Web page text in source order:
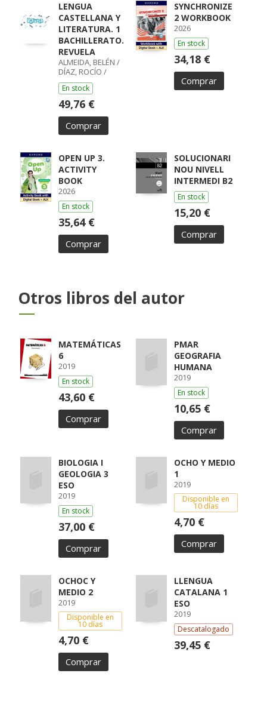
LENGUA
CASTELLANA Y
LITERATURA. 1
BACHILLERATO.
REVUELA
ALMEIDA, BELÉN /
DÍAZ, ROCÍO /
GUMIEL, SILVIA /
PÉREZ, ISABEL /
BOYANO,
RICARDO / LODÍN,
PATRICIA /
ZUBICOA
ARRAIZA, MARÍA /
ELENA / ECHEVA
En stock
49,76 €
Comprar
SYNCHRONIZE
2 WORKBOOK
2026
En stock
34,18 €
Comprar
OPEN UP 3.
ACTIVITY
BOOK
2026
En stock
35,64 €
Comprar
SOLUCIONARI
NOU NIVELL
INTERMEDI B2
En stock
15,20 €
Comprar
Otros libros del autor
MATEMÁTICAS
6
2019
En stock
43,60 €
Comprar
PMAR
GEOGRAFIA
HUMANA
2019
En stock
10,65 €
Comprar
BIOLOGIA I
GEOLOGIA 3
ESO
2019
En stock
37,00 €
Comprar
OCHO Y MEDIO
1
2019
Disponible en
10 días
4,70 €
Comprar
OCHOC Y
MEDIO 2
2019
Disponible en
10 días
4,70 €
Comprar
LLENGUA
CATALANA 1
ESO
2019
Descatalogado
39,45 €